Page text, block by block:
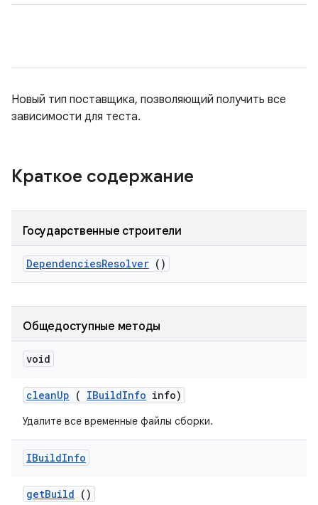
Новый тип поставщика, позволяющий получить все
зависимости для теста.
Краткое содержание
Государственные строители
DependenciesResolver ()
Общедоступные методы
void
cleanUp ( IBuildInfo info)
Удалите все временные файлы сборки.
IBuildInfo
getBuild ()